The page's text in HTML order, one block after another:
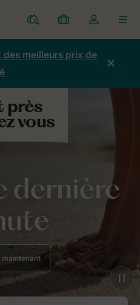
Parcs
Mes
réservations
Toggle
the
my
account
meilleurs prix de
dernière
maintenant